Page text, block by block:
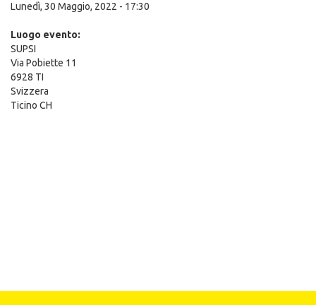
Lunedì, 30 Maggio, 2022 - 17:30
Luogo evento:
SUPSI
Via Pobiette 11
6928 TI
Svizzera
Ticino CH